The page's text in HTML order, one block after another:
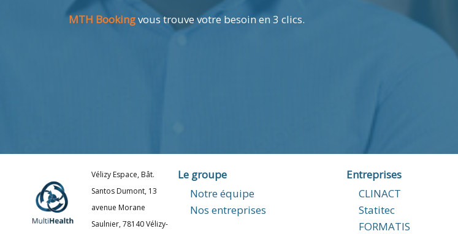
MTH Bookingvous trouve votre besoin en 3 clics.
Vélizy Espace, Bât.
Santos Dumont, 13
avenue Morane
Saulnier, 78140 Vélizy-
Le groupe
Notre équipe
Nos entreprises
Entreprises
CLINACT
Statitec
FORMATIS